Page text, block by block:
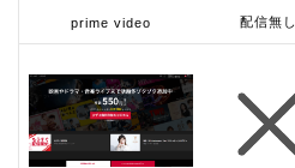
prime video 配信無し